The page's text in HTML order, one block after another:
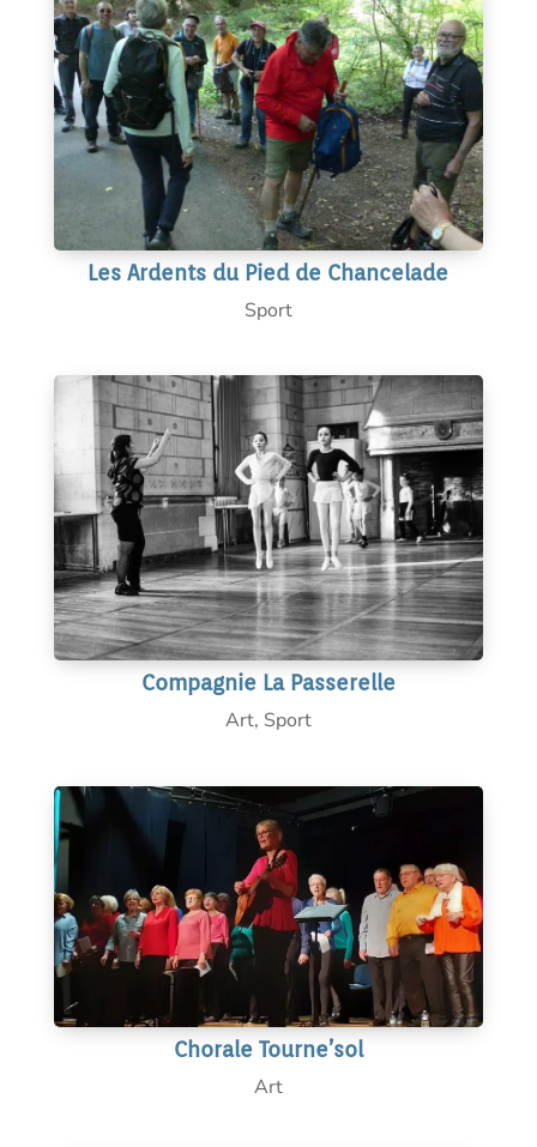
Les Ardents du Pied de Chancelade
Sport
Compagnie La Passerelle
Art, Sport
Chorale Tourne’sol
Art